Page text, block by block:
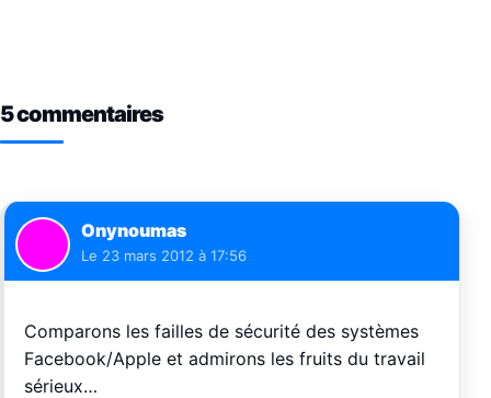
5 commentaires
Onynoumas
Le 23 mars 2012 à 17:56
Comparons les failles de sécurité des systèmes
Facebook/Apple et admirons les fruits du travail
sérieux…